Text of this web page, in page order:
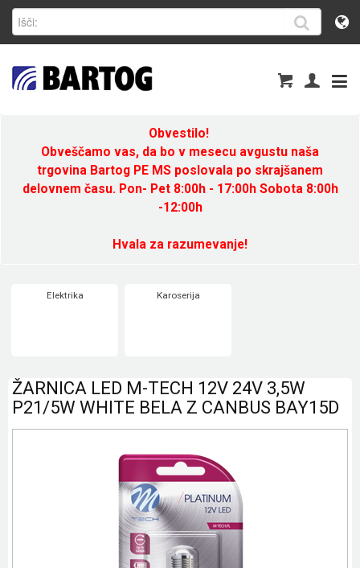
Obvestilo!
Obveščamo vas, da bo v mesecu avgustu naša
trgovina Bartog PE MS poslovala po skrajšanem
delovnem času. Pon- Pet 8:00h - 17:00h Sobota 8:00h
-12:00h
Hvala za razumevanje!
Elektrika Karoserija
ŽARNICA LED M-TECH 12V 24V 3,5W
P21/5W WHITE BELA Z CANBUS BAY15D